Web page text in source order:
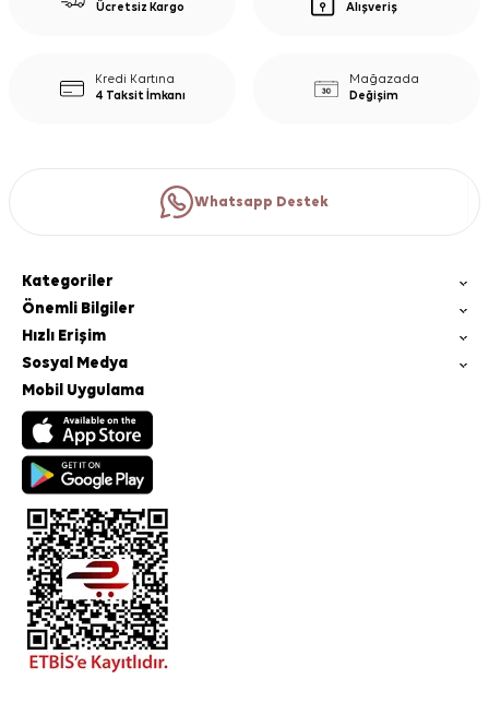
Ücretsiz Kargo
Alışveriş
Kredi Kartına
4 Taksit İmkanı
Mağazada
Değişim
Whatsapp Destek
Kategoriler
Önemli Bilgiler
Hızlı Erişim
Sosyal Medya
Mobil Uygulama